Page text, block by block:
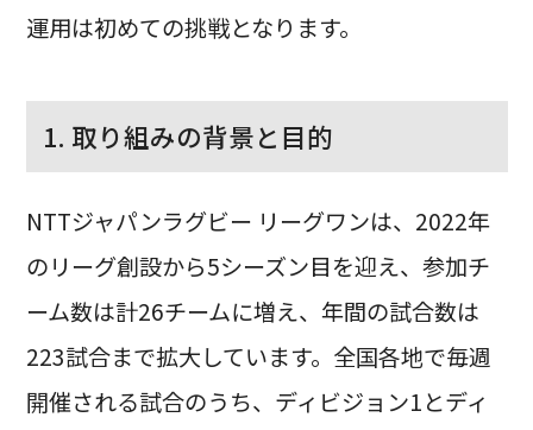
運用は初めての挑戦となります。
1. 取り組みの背景と目的
NTTジャパンラグビー リーグワンは、2022年
のリーグ創設から5シーズン目を迎え、参加チ
ーム数は計26チームに増え、年間の試合数は
223試合まで拡大しています。全国各地で毎週
開催される試合のうち、ディビジョン1とディ